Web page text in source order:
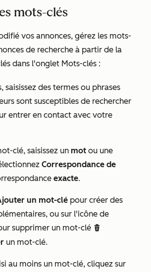
mots-clés
vos annonces, gérez les mots-
de recherche à partir de la
dans l'onglet Mots-clés :
, saisissez des termes ou phrases
sont susceptibles de rechercher
entrer en contact avec votre
clé, saisissez un mot ou une
Correspondance de
exacte.
un mot-clé pour créer des
ou sur l'icône de
supprimer un mot-clé delete
un mot-clé.
au moins un mot-clé, cliquez sur